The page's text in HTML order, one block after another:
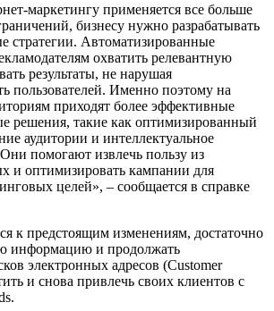
маркетингу применяется все больше
бизнесу нужно разрабатывать
стратегии. Автоматизированные
охватить релевантную
результаты, не нарушая
пользователей. Именно поэтому на
приходят более эффективные
решения, такие как оптимизированный
аудитории и интеллектуальное
помогают извлечь пользу из
и оптимизировать кампании для
целей», – сообщается в справке
к предстоящим изменениям, достаточно
информацию и продолжать
электронных адресов (Customer
и снова привлечь своих клиентов с